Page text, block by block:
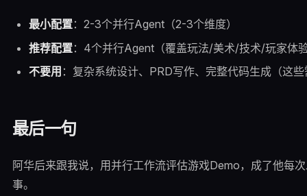
最小配置：2-3个并行Agent（2-3个维度）
推荐配置：4个并行Agent（覆盖玩法/美术/技术/玩家体
不要用 ：复杂系统设计、PRD写作、完整代码生成（这
最后一句
阿华后来跟我说，用并行工作流评估游戏Demo，成了他每
事。